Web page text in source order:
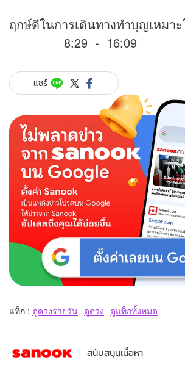
ฤกษ์ดีในการเดินทางทำบุญเหมา
8:29 - 16:09
แชร์
แท็ก : ดูดวงรายวัน ดูดวง ดูแท็กทั้งหมด
สนับสนุนเนื้อหา